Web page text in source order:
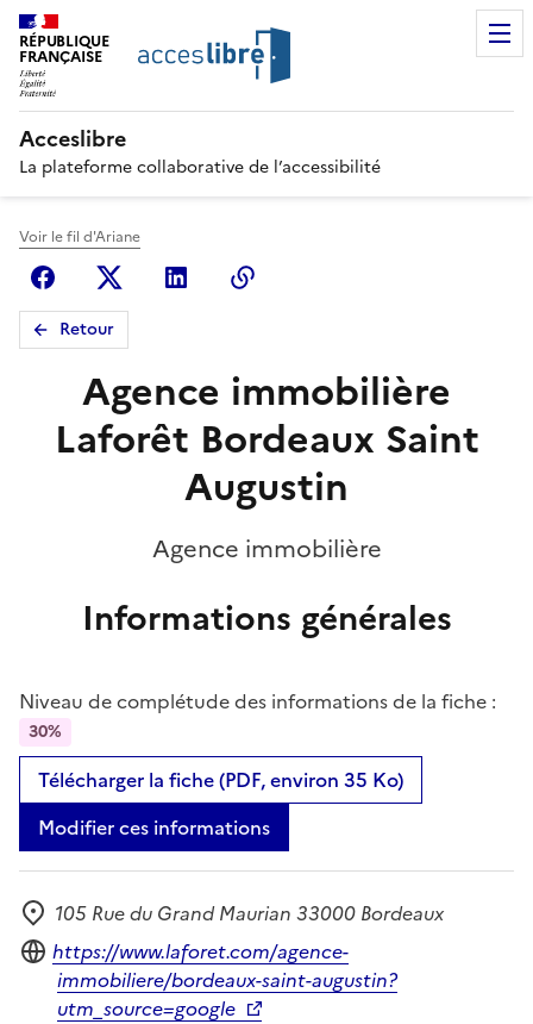
RÉPUBLIQUE
FRANÇAISE
Acceslibre
La plateforme collaborative de l’accessibilité
Voir le fil d'Ariane
FacebookX (anciennement Twitter)
Linkedin
Retour
Agence immobilière
Laforêt Bordeaux Saint
Augustin
Agence immobilière
Informations générales
Niveau de complétude des informations de la fiche :
30%
Télécharger la fiche (PDF, environ 35 Ko)
Modifier ces informations
Adresse
105 Rue du Grand Maurian 33000 Bordeaux
Site internet
https://www.laforet.com/agence-
immobiliere/bordeaux-saint-augustin?
utm_source=google